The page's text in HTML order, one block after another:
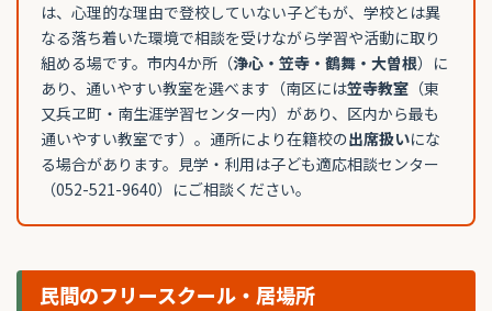
は、心理的な理由で登校していない子どもが、学校とは異
なる落ち着いた環境で相談を受けながら学習や活動に取り
組める場です。市内4か所（浄心・笠寺・鶴舞・大曽根）に
あり、通いやすい教室を選べます（南区には笠寺教室 （東
又兵ヱ町・南生涯学習センター内）があり、区内から最も
通いやすい教室です）。通所により在籍校の出席扱いにな
る場合があります。見学・利用は子ども適応相談センター
（052-521-9640）にご相談ください。
民間のフリースクール・居場所